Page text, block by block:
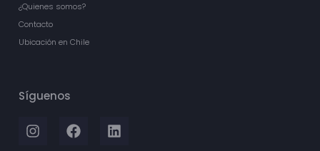
¿Quienes somos?
Contacto
Ubicación en Chile
Síguenos